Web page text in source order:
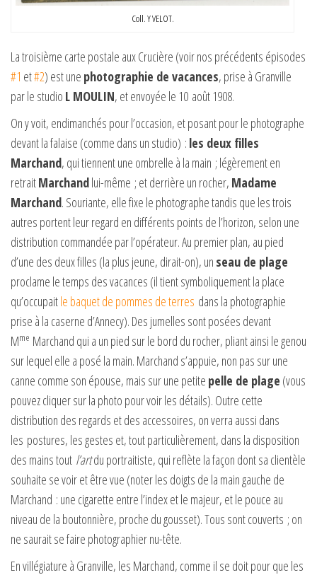
Coll. Y VELOT.
La troisième carte postale aux Crucière (voir nos précédents épisodes
#1 et#2) est une photographie de vacances, prise à Granville
par le studio L MOULIN, et envoyée le 10 août 1908.
On y voit, endimanchés pour l’occasion, et posant pour le photographe
devant la falaise (comme dans un studio) : les deux filles
Marchand, qui tiennent une ombrelle à la main ; légèrement en
retraitMarchandlui-même ; et derrière un rocher, Madame
Marchand. Souriante, elle fixe le photographe tandis que les trois
autres portent leur regard en différents points de l’horizon, selon une
distribution commandée par l’opérateur. Au premier plan, au pied
d’une des deux filles (la plus jeune, dirait-on), un seau de plage
proclame le temps des vacances (il tient symboliquement la place
qu’occupaitle baquet de pommes de terres dans la photographie
prise à la caserne d’Annecy). Des jumelles sont posées devant
Mme Marchand qui a un pied sur le bord du rocher, pliant ainsi le genou
sur lequel elle a posé la main. Marchand s’appuie, non pas sur une
canne comme son épouse, mais sur une petite pelle de plage (vous
pouvez cliquer sur la photo pour voir les détails). Outre cette
distribution des regards et des accessoires, on verra aussi dans
les postures, les gestes et, tout particulièrement, dans la disposition
des mains tout l’artdu portraitiste, qui reflète la façon dont sa clientèle
souhaite se voir et être vue (noter les doigts de la main gauche de
Marchand : une cigarette entre l’index et le majeur, et le pouce au
niveau de la boutonnière, proche du gousset). Tous sont couverts ; on
ne saurait se faire photographier nu-tête.
En villégiature à Granville, les Marchand, comme il se doit pour que les